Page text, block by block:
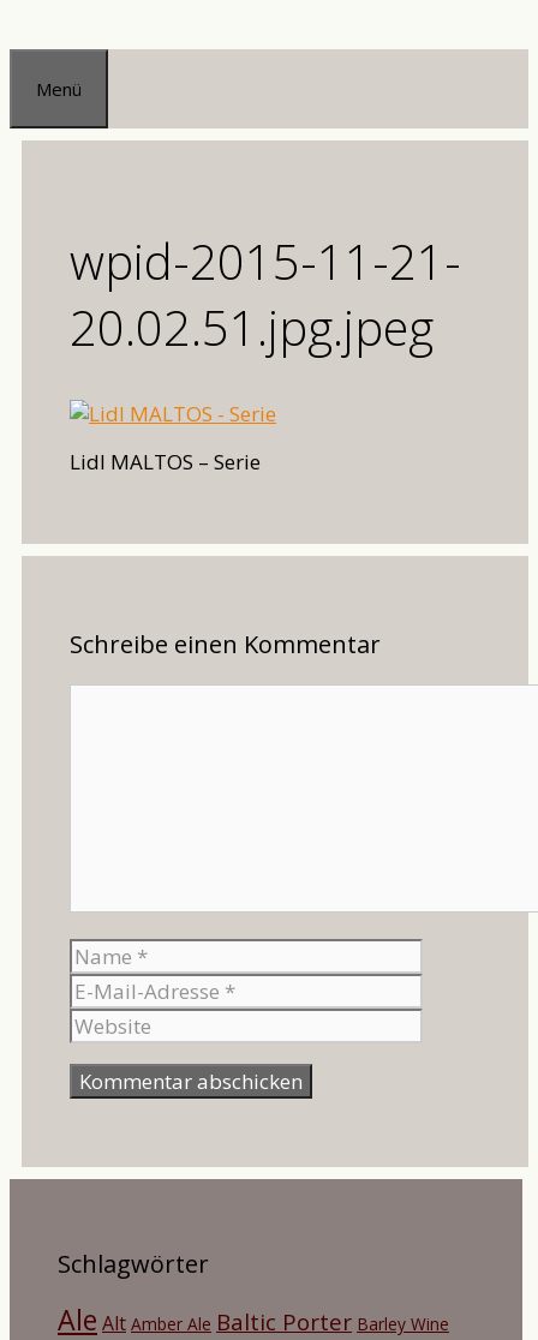
Zum
Inhalt
springen
Menü
wpid-2015-11-21-
20.02.51.jpg.jpeg
Lidl MALTOS – Serie
Schreibe einen Kommentar
Name
Mail-
Adresse
Schlagwörter
Ale Alt Amber Ale Baltic Porter Barley Wine